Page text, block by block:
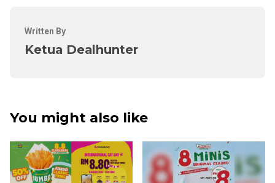
Written By
Ketua Dealhunter
You might also like